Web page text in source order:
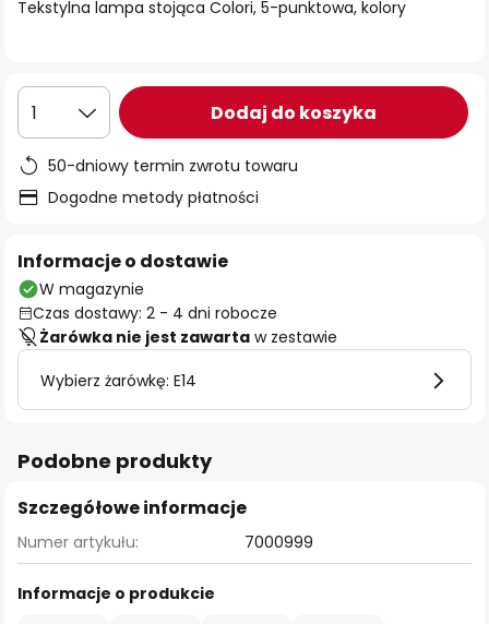
Tekstylna lampa stojąca Colori, 5-punktowa, kolory
1 Dodaj do koszyka
50-dniowy termin zwrotu towaru
Dogodne metody płatności
Informacje o dostawie
W magazynie
Czas dostawy: 2 - 4 dni robocze
Żarówka nie jest zawarta w zestawie
Wybierz żarówkę: E14
Podobne produkty
Szczegółowe informacje
Numer artykułu: 7000999
Informacje o produkcie